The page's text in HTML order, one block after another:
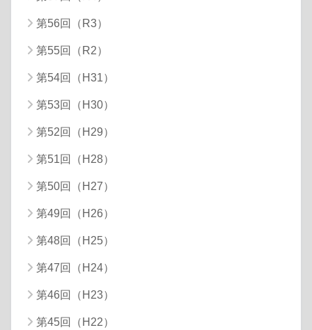
第56回（R3）
第55回（R2）
第54回（H31）
第53回（H30）
第52回（H29）
第51回（H28）
第50回（H27）
第49回（H26）
第48回（H25）
第47回（H24）
第46回（H23）
第45回（H22）